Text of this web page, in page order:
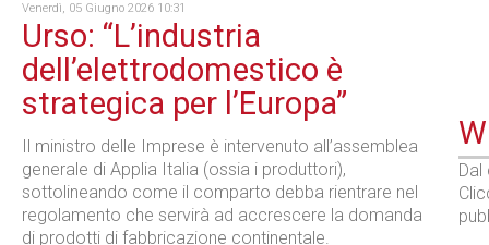
Venerdì, 05 Giugno 2026 10:31
Urso: “L’industria
dell’elettrodomestico è
strategica per l’Europa”
Il ministro delle Imprese è intervenuto all’assemblea
generale di Applia Italia (ossia i produttori),
sottolineando come il comparto debba rientrare nel
regolamento che servirà ad accrescere la domanda
di prodotti di fabbricazione continentale.